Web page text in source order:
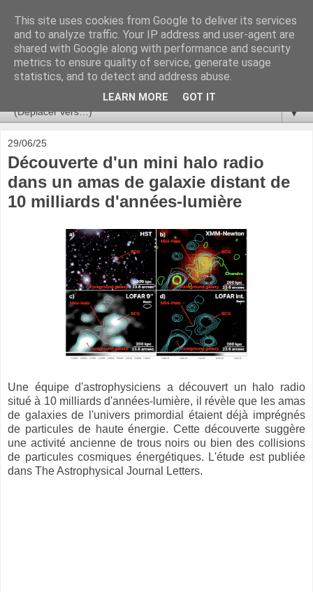
Ça se passe là haut
Astronomie, Astrophysique, Astroparticules, Cosmologie.
L'infini se contemple, indéfiniment. ISSN 2272-5768
▼
29/06/25
Découverte d'un mini halo radio
dans un amas de galaxie distant de
10 milliards d'années-lumière
Une équipe d'astrophysiciens a découvert un halo radio
situé à 10 milliards d'années-lumière, il révèle que les amas
de galaxies de l'univers primordial étaient déjà imprégnés
de particules de haute énergie. Cette découverte suggère
une activité ancienne de trous noirs ou bien des collisions
de particules cosmiques énergétiques. L'étude est publiée
dans The Astrophysical Journal Letters.
This site uses cookies from Google to deliver its services
and to analyze traffic. Your IP address and user-agent are
shared with Google along with performance and security
metrics to ensure quality of service, generate usage
statistics, and to detect and address abuse.
LEARN MORE GOT IT